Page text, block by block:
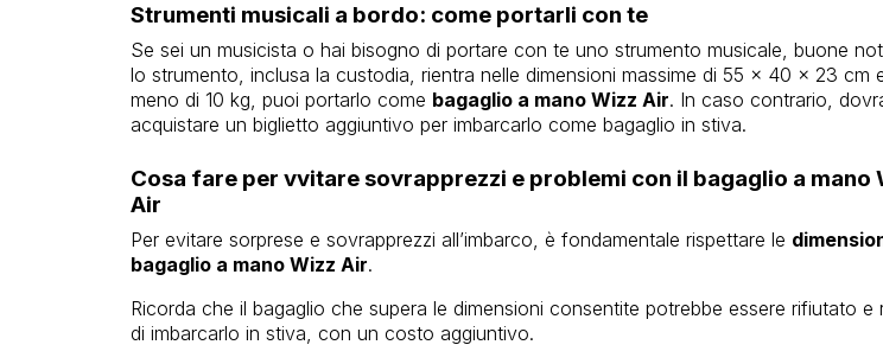
Strumenti musicali a bordo: come portarli con te
Se sei un musicista o hai bisogno di portare con te uno strumento musicale, buone
lo strumento, inclusa la custodia, rientra nelle dimensioni massime di 55 x 40 x 23 cm
meno di 10 kg, puoi portarlo come bagaglio a mano Wizz Air. In caso contrario,
acquistare un biglietto aggiuntivo per imbarcarlo come bagaglio in stiva.
Cosa fare per vvitare sovrapprezzi e problemi con il bagaglio a mano
Air
Per evitare sorprese e sovrapprezzi all’imbarco, è fondamentale rispettare le
bagaglio a mano Wizz Air.
Ricorda che il bagaglio che supera le dimensioni consentite potrebbe essere rifiutato e
di imbarcarlo in stiva, con un costo aggiuntivo.